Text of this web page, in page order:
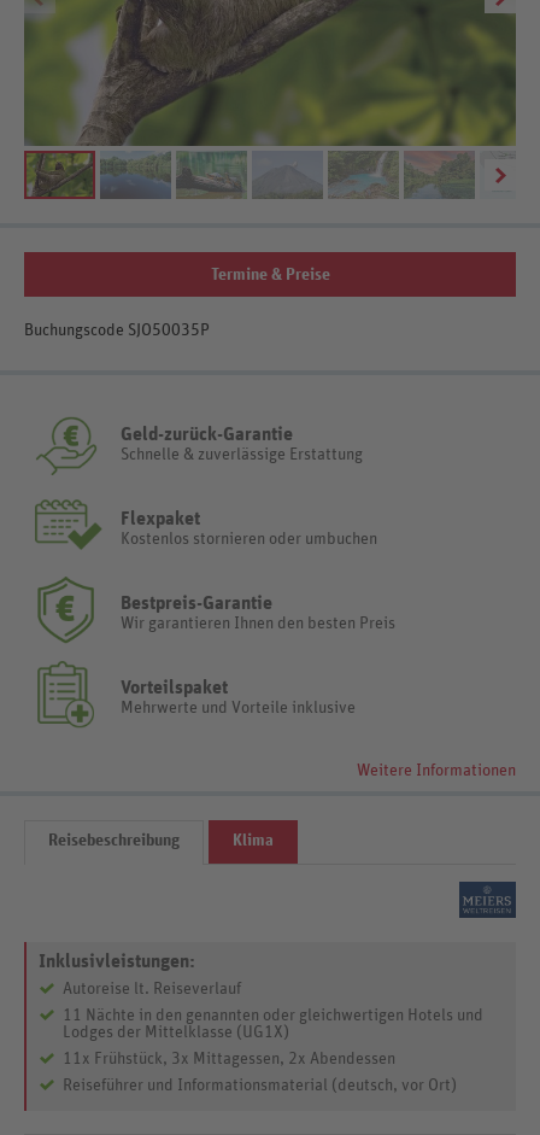
Termine & Preise
Buchungscode SJO50035P
Geld-zurück-Garantie
Schnelle & zuverlässige Erstattung
Flexpaket
Kostenlos stornieren oder umbuchen
Bestpreis-Garantie
Wir garantieren Ihnen den besten Preis
Vorteilspaket
Mehrwerte und Vorteile inklusive
Weitere Informationen
Reisebeschreibung Klima
Inklusivleistungen:
Autoreise lt. Reiseverlauf
11 Nächte in den genannten oder gleichwertigen Hotels und
Lodges der Mittelklasse (UG1X)
11x Frühstück, 3x Mittagessen, 2x Abendessen
Reiseführer und Informationsmaterial (deutsch, vor Ort)